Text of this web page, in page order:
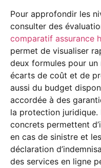
Pour approfondir les
consulter des
comparatif assurance
permet de visualiser
deux formules pour
écarts de coût et de
aussi du budget
accordée à des
la protection juridique.
concrets permettent
en cas de sinistre et
déclaration
des services en ligne